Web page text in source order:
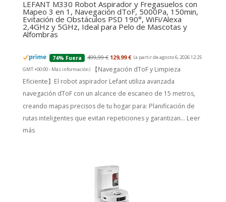
LEFANT M330 Robot Aspirador y Fregasuelos con
Mapeo 3 en 1, Navegación dToF, 5000Pa, 150min,
Evitación de Obstáculos PSD 190°, WiFi/Alexa
2,4GHz y 5GHz, Ideal para Pelo de Mascotas y
Alfombras
74% Fuera 499,99 € 129,99 € (a partir de agosto 6, 2026 12:25
GMT +00:00 - Más información)
【Navegación dToF y Limpieza
Eficiente】El robot aspirador Lefant utiliza avanzada
navegación dToF con un alcance de escaneo de 15 metros,
creando mapas precisos de tu hogar para: Planificación de
rutas inteligentes que evitan repeticiones y garantizan... Leer
más